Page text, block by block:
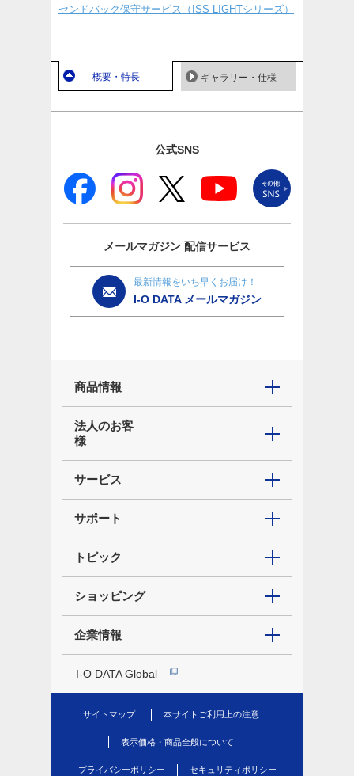
センドバック保守サービス（ISS-LIGHTシリーズ）
概要・特長 ギャラリー・仕様
公式SNS
メールマガジン 配信サービス
最新情報をいち早くお届け！
I-O DATA メールマガジン
商品情報
法人のお客
様
サービス
サポート
トピック
ショッピング
企業情報
I-O DATA Global
サイトマップ 本サイトご利用上の注意
表示価格・商品全般について
プライバシーポリシー セキュリティポリシー